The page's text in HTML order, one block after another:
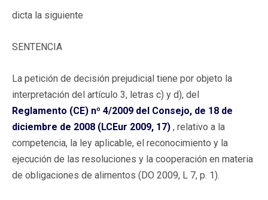
dicta la siguiente
SENTENCIA
La petición de decisión prejudicial tiene por objeto la
interpretación del artículo 3, letras c) y d), del
Reglamento (CE) nº 4/2009 del Consejo, de 18 de
diciembre de 2008 (LCEur 2009, 17) , relativo a la
competencia, la ley aplicable, el reconocimiento y la
ejecución de las resoluciones y la cooperación en materia
de obligaciones de alimentos (DO 2009, L 7, p. 1).